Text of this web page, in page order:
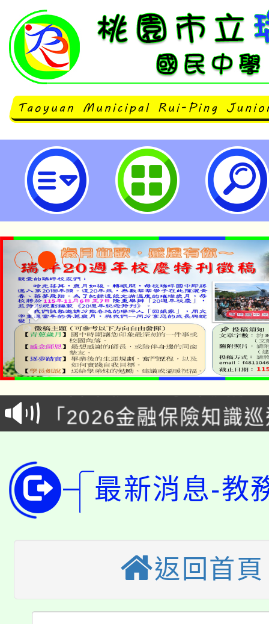
113年度第一梯次「教師基礎風險
（共計20場次）資訊-桃園市立瑞
淨零綠領人才培育課程
公告本校115學年度第
代理(課)教師甄選結果
「2026金融保險知識
桃園市115學年度學生
生本土語及新住民語歌
公告本校115學年度第
代理(課)教師甄選結果(
公告本校115學年度第
《TA101》溝通分析基
程，歡迎學生輔導中心
轉知苗栗縣政府辦理
「桃園市補助參觀特色
最新消息-教
返回首頁